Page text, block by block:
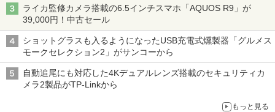
ライカ監修カメラ搭載の6.5インチスマホ「AQUOS R9」が
39,000円！中古セール
ショットグラスも入るようになったUSB充電式燻製器「グルメス
モークセレクション2」がサンコーから
自動追尾にも対応した4Kデュアルレンズ搭載のセキュリティカ
メラ2製品がTP-Linkから
もっと見る